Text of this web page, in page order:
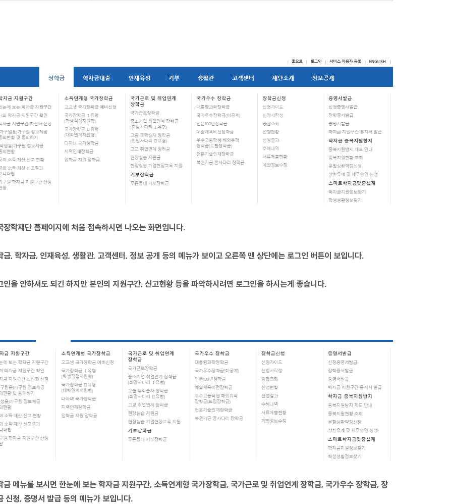
장학재단 홈페이지에 처음 접속하시면 나오는 화면입니다.
금, 학자금, 인재육성, 생활관, 고객센터, 정보 공개 등의 메뉴가 보이고 오른쪽 맨 상단에는 로그인 버튼이 보입니다.
인을 안하셔도 되긴 하지만 본인의 지원구간, 신고현황 등을 파악하시려면 로그인을 하시는게 좋습니다.
금 메뉴를 보시면 한눈에 보는 학자금 지원구간, 소득연계형 국가장학금, 국가근로 및 취업연계 장학금, 국가우수 장학금, 장
신청, 증명서 발급 등의 메뉴가 보입니다.